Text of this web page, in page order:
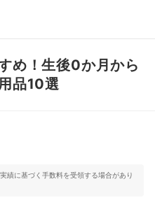
め！生後0か月から
品10選
績に基づく手数料を受領する場合があり